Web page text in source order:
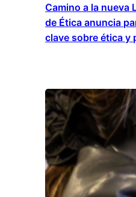
Camino a la nueva
de Ética anuncia
clave sobre ética y